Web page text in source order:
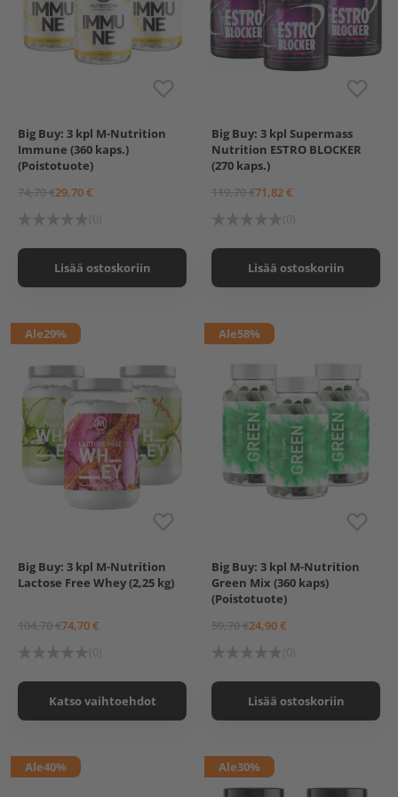
M-Nutrition Immune, 120
kaps. (Poistotuote)
Big Buy: 3 kpl M-Nutrition
Immune (360 kaps.)
(Poistotuote)
74,70 €29,70 €
Lisää ostoskoriin
Supermass Nutrition
ESTRO BLOCKER 90 kaps.
Big Buy: 3 kpl Supermass
Nutrition ESTRO BLOCKER
(270 kaps.)
119,70 €71,82 €
Lisää ostoskoriin
M-Nutrition Lactose Free
Whey, 750 g
Strawberry
M-Nutrition Lactose Free
Whey, 750 g, Vanilla Pear
Ale29%
Big Buy: 3 kpl M-Nutrition
Lactose Free Whey (2,25 kg)
104,70 €74,70 €
Katso vaihtoehdot
M-Nutrition Green Mix,
120 kaps. (Poistotuote)
Ale58%
Big Buy: 3 kpl M-Nutrition
Green Mix (360 kaps)
(Poistotuote)
59,70 €24,90 €
Lisää ostoskoriin
Ale40% Ale30%